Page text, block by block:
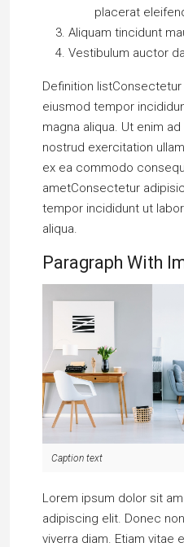
placerat
Aliquam tincidunt
Vestibulum auctor
Definition
eiusmod tempor
magna aliqua. Ut enim
nostrud exercitation
ex ea commodo
ametConsectetur
tempor incididunt ut
aliqua.
Paragraph With
Caption text
Lorem ipsum dolor sit
adipiscing elit. Donec
viverra diam. Etiam vitae